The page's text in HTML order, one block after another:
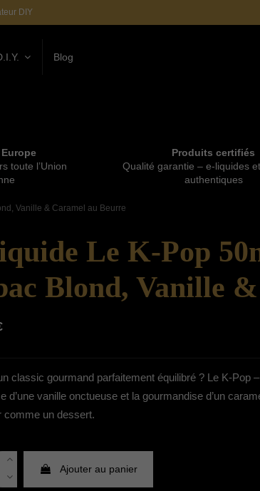
DIY
Blog
toute l’Union
Produits certifiés
Qualité garantie – e-liquides
authentiques
Vanille & Caramel au Beurre
Le K-Pop
Blond, Vanille
classic gourmand parfaitement équilibré ? Le K-Pop
d’une vanille onctueuse et la gourmandise d’un
comme un dessert.
Ajouter au panier